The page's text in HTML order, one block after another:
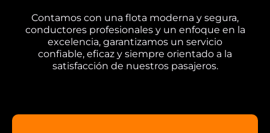
Contamos con una flota moderna y segura,
conductores profesionales y un enfoque en la
excelencia, garantizamos un servicio
confiable, eficaz y siempre orientado a la
satisfacción de nuestros pasajeros.